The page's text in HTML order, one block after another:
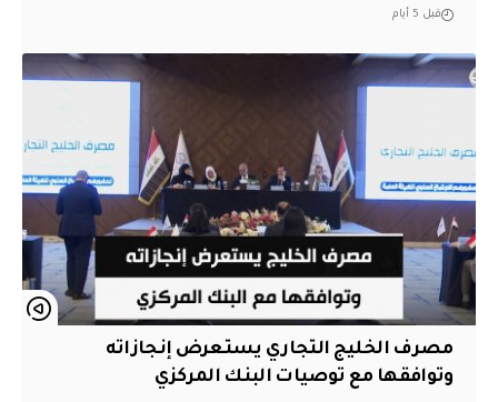
قبل 5 أيام
مصرف الخليج التجاري يستعرض إنجازاته
وتوافقها مع توصيات البنك المركزي